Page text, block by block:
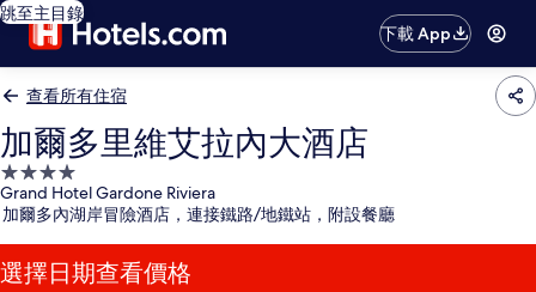
跳至主目錄
下載 App
查看所有住宿
加爾多里維艾拉內大酒店
4.0
星
級
住
宿
Grand Hotel Gardone Riviera
加爾多內湖岸冒險酒店，連接鐵路/地鐵站，附設餐廳
選擇日期查看價格